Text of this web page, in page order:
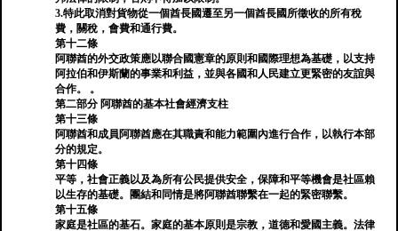
3.特此取消對貨物從一個酋長國遷至另一個酋長國所徵收的所有稅
費，關稅，會費和通行費。
第十二條
阿聯酋的外交政策應以聯合國憲章的原則和國際理想為基礎，以支持
阿拉伯和伊斯蘭的事業和利益，並與各國和人民建立更緊密的友誼與
合作。 。
第二部分 阿聯酋的基本社會經濟支柱
第十三條
阿聯酋和成員阿聯酋應在其職責和能力範圍內進行合作，以執行本部
分的規定。
第十四條
平等，社會正義以及為所有公民提供安全，保障和平等機會是社區賴
以生存的基礎。團結和同情是將阿聯酋聯繫在一起的緊密聯繫。
第十五條
家庭是社區的基石。家庭的基本原則是宗教，道德和愛國主義。法律